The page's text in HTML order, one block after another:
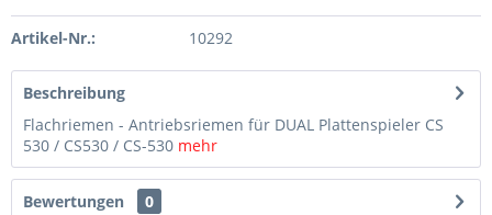
Artikel-Nr.: 10292
Beschreibung
Flachriemen - Antriebsriemen für DUAL Plattenspieler CS
530 / CS530 / CS-530 mehr
Bewertungen
0